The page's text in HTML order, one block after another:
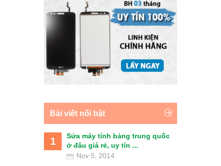
Bài viết nổi bật
1
Sửa máy tính bảng trung quốc
ở đâu giá rẻ, uy tín ...
Nov 5, 2014